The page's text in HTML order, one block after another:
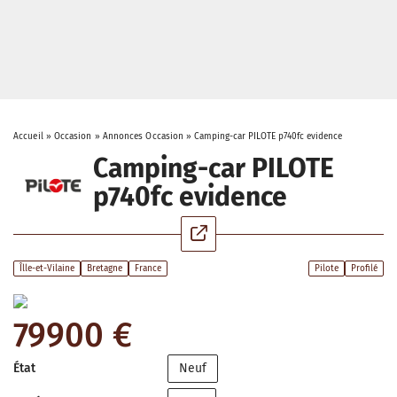
Accueil» Occasion » Annonces Occasion »Camping-car PILOTE p740fc evidence
Camping-car PILOTE
p740fc evidence
Îlle-et-Vilaine Bretagne France Pilote Profilé
79900 €
État Neuf